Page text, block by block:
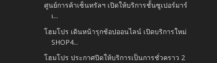
ศูนย์การค้าเซ็นทรัลฯ เปิดให้บริการชั้นซูเปอร์มาร์
เ...
โฮมโปร เดินหน้ารุกช้อปออนไลน์ เปิดบริการใหม่
SHOP4...
โฮมโปร ประกาศปิดให้บริการเป็นการชั่วคราว 2